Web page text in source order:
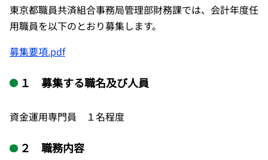
東京都職員共済組合事務局管理部財務課では、会計年度任
用職員を以下のとおり募集します。
募集要項.pdf
１ 募集する職名及び人員
資金運用専門員 １名程度
２ 職務内容